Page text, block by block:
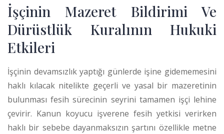
İşçinin Mazeret Bildirimi Ve
Dürüstlük Kuralının Hukuki
Etkileri
İşçinin devamsızlık yaptığı günlerde işine gidememesini
haklı kılacak nitelikte geçerli ve yasal bir mazeretinin
bulunması fesih sürecinin seyrini tamamen işçi lehine
çevirir. Kanun koyucu işverene fesih yetkisi verirken
haklı bir sebebe dayanmaksızın şartını özellikle metne